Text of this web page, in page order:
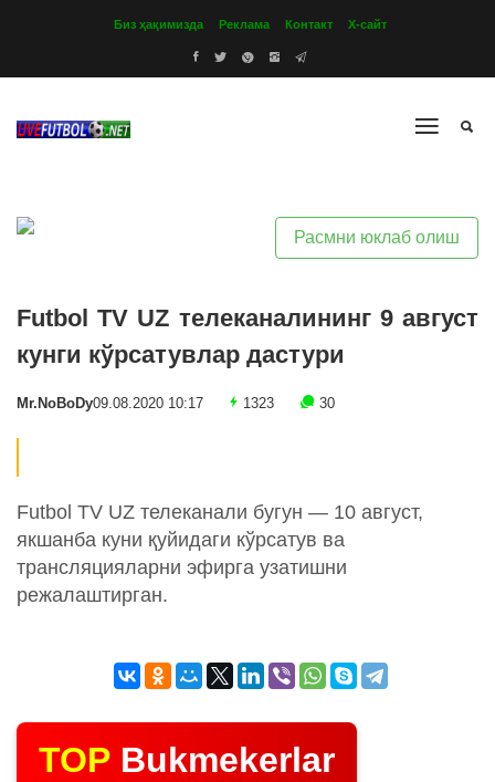
Биз ҳақимизда Реклама Контакт Х-сайт
Расмни юклаб олиш
Futbol TV UZ телеканалининг 9 август
кунги кўрсатувлар дастури
Mr.NoBoDy09.08.2020 10:17 1323 30
Futbol TV UZ телеканали бугун — 10 август,
якшанба куни қуйидаги кўрсатув ва
трансляцияларни эфирга узатишни
режалаштирган.
TOP Bukmekerlar